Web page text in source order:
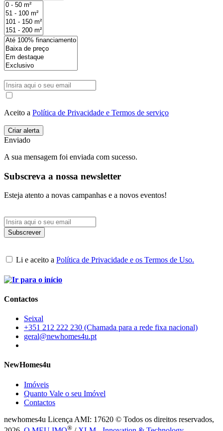
Aceito a Política de Privacidade e Termos de serviço
Enviado
A sua mensagem foi enviada com sucesso.
Subscreva a nossa newsletter
Esteja atento a novas campanhas e a novos eventos!
Li e aceito a Política de Privacidade e os Termos de Uso.
Contactos
Seixal
+351 212 222 230 (Chamada para a rede fixa nacional)
geral@newhomes4u.pt
NewHomes4u
Imóveis
Quanto Vale o seu Imóvel
Contactos
newhomes4u Licença AMI: 17620 © Todos os direitos reservados,
®